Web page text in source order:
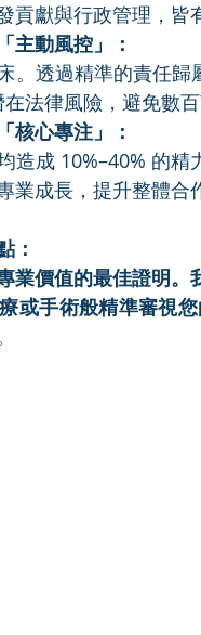
貢獻與行政管理，皆
主動風控」：
。透過精準的責任
法律風險，避免數
核心專注」：
造成 10%–40% 的
成長，提升整體合
：
業價值的最佳證明。
或手術般精準審視您